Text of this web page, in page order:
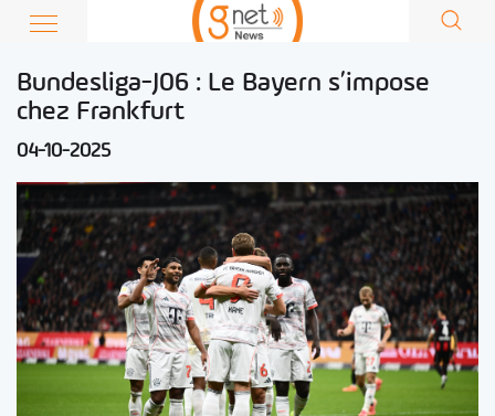
Bundesliga-J06 : Le Bayern s’impose
chez Frankfurt
04-10-2025